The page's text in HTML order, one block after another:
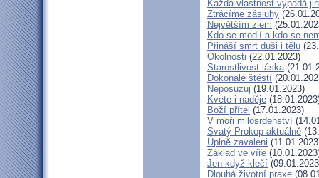
Každá vlastnost vypadá
Ztrácíme zásluhy
Největším zlem
Kdo se modlí a kdo se
Přináší smrt duši i tělu
Okolnosti (22.01.2023)
Starostlivost láska
Dokonalé štěstí
Neposuzuj (19.01.2023)
Kvete i naděje
Boží přítel (17.01.2023)
V moři milosrdenství
Svatý Prokop aktuálně
Úplně zavaleni
Základ ve víře
Jen když klečí
Dlouhá životní praxe